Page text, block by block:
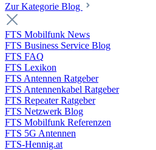
Zur Kategorie Blog
FTS Mobilfunk News
FTS Business Service Blog
FTS FAQ
FTS Lexikon
FTS Antennen Ratgeber
FTS Antennenkabel Ratgeber
FTS Repeater Ratgeber
FTS Netzwerk Blog
FTS Mobilfunk Referenzen
FTS 5G Antennen
FTS-Hennig.at